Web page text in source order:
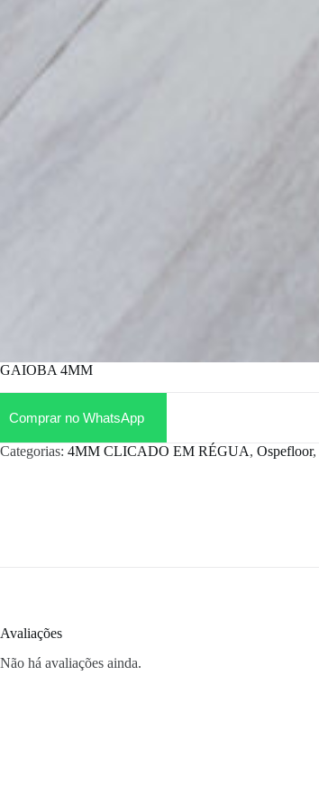
GAIOBA 4MM
Comprar no WhatsApp
Categorias: 4MM CLICADO EM RÉGUA, Ospefloor,
Avaliações
Não há avaliações ainda.